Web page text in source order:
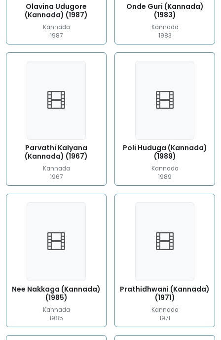
Olavina Udugore
(Kannada) (1987)
Kannada
1987
Onde Guri (Kannada)
(1983)
Kannada
1983
Parvathi Kalyana
(Kannada) (1967)
Kannada
1967
Poli Huduga (Kannada)
(1989)
Kannada
1989
Nee Nakkaga (Kannada)
(1985)
Kannada
1985
Prathidhwani (Kannada)
(1971)
Kannada
1971